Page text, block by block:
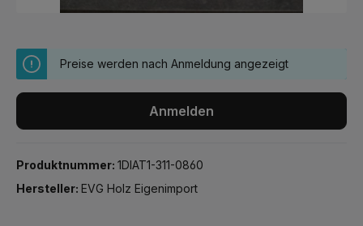
Preise werden nach Anmeldung angezeigt
Anmelden
Produktnummer: 1DIAT1-311-0860
Hersteller: EVG Holz Eigenimport